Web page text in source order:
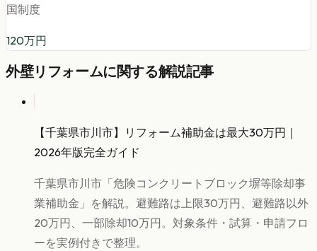
国制度
120万円
外壁リフォームに関する解説記事
【千葉県市川市】リフォーム補助金は最大30万円｜
2026年版完全ガイド
千葉県市川市「危険コンクリートブロック塀等除却事
業補助金」を解説。避難路は上限30万円、避難路以外
20万円、一部除却10万円。対象条件・試算・申請フロ
ーを実例付きで整理。